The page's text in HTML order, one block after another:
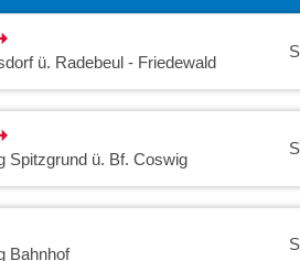
ü. Radebeul - Friedewald
Spitzgrund ü. Bf. Coswig
Bahnhof